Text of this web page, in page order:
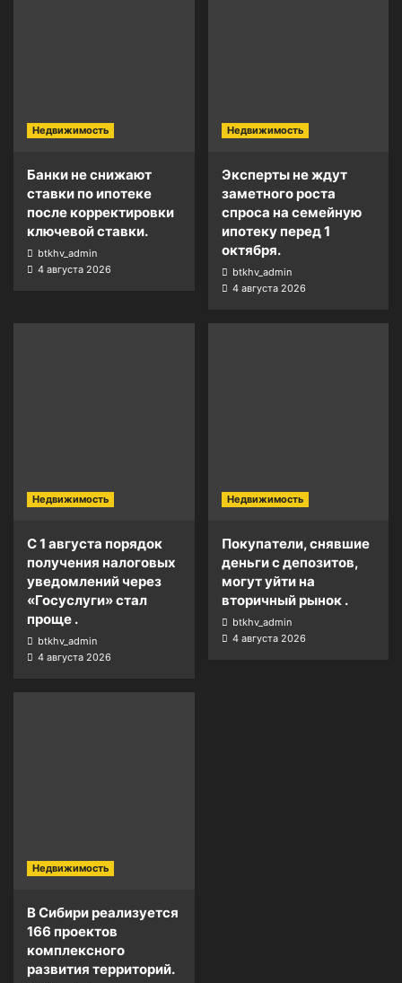
Недвижимость
Банки не снижают
ставки по ипотеке
после корректировки
ключевой ставки.
btkhv_admin
4 августа 2026
Недвижимость
Эксперты не ждут
заметного роста
спроса на семейную
ипотеку перед 1
октября.
btkhv_admin
4 августа 2026
Недвижимость
С 1 августа порядок
получения налоговых
уведомлений через
«Госуслуги» стал
проще .
btkhv_admin
4 августа 2026
Недвижимость
Покупатели, снявшие
деньги с депозитов,
могут уйти на
вторичный рынок .
btkhv_admin
4 августа 2026
Недвижимость
В Сибири реализуется
166 проектов
комплексного
развития территорий.